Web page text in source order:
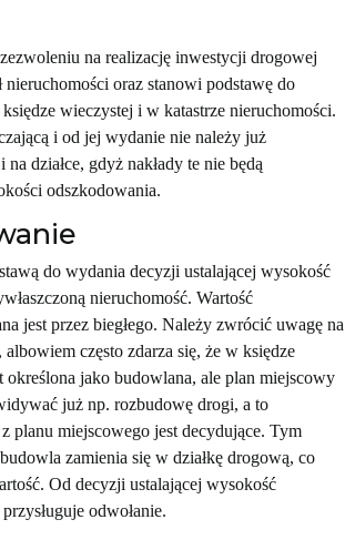
na realizację inwestycji drogowej
nieruchomości oraz stanowi podstawę do
wieczystej i w katastrze nieruchomości.
i od jej wydanie nie należy już
działce, gdyż nakłady te nie będą
odszkodowania.
do wydania decyzji ustalającej wysokość
nieruchomość. Wartość
jest przez biegłego. Należy zwrócić uwagę na
albowiem często zdarza się, że w księdze
określona jako budowlana, ale plan miejscowy
już np. rozbudowę drogi, a to
planu miejscowego jest decydujące. Tym
zamienia się w działkę drogową, co
Od decyzji ustalającej wysokość
odwołanie.